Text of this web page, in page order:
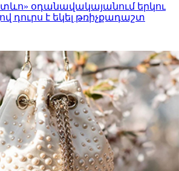
օդանավակայանում երկու
դուրս է եկել թռիչքադաշտ